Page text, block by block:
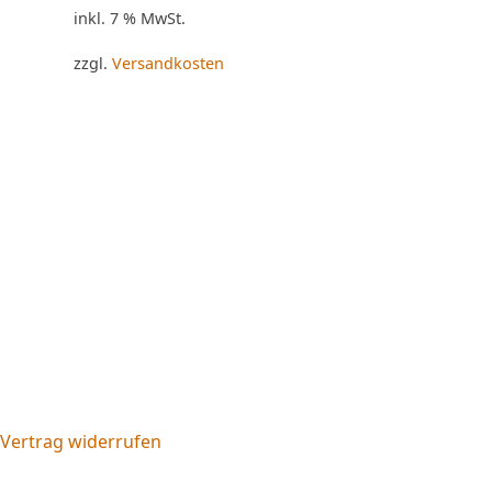
inkl. 7 % MwSt.
zzgl.Versandkosten
Vertrag widerrufen